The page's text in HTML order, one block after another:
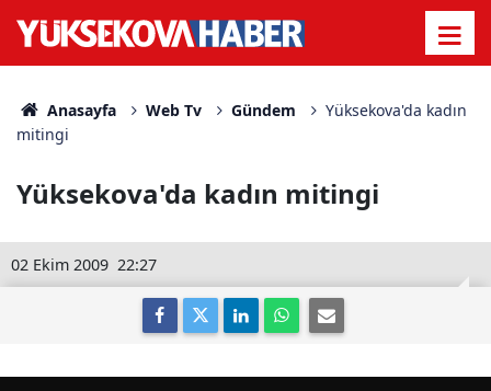
Anasayfa Web Tv Gündem
Yüksekova'da kadın
mitingi
Yüksekova'da kadın mitingi
22:27
02 Ekim 2009